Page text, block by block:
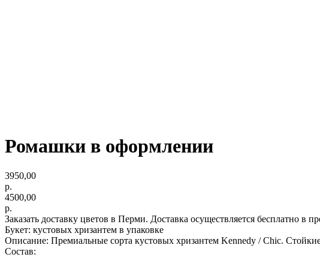
Ромашки в оформлении
3950,00
р.
4500,00
р.
Заказать доставку цветов в Перми. Доставка осуществляется бесплатно в
Букет: кустовых хризантем в упаковке
Описание: Премиальные сорта кустовых хризантем Kennedy / Chic.
Состав: